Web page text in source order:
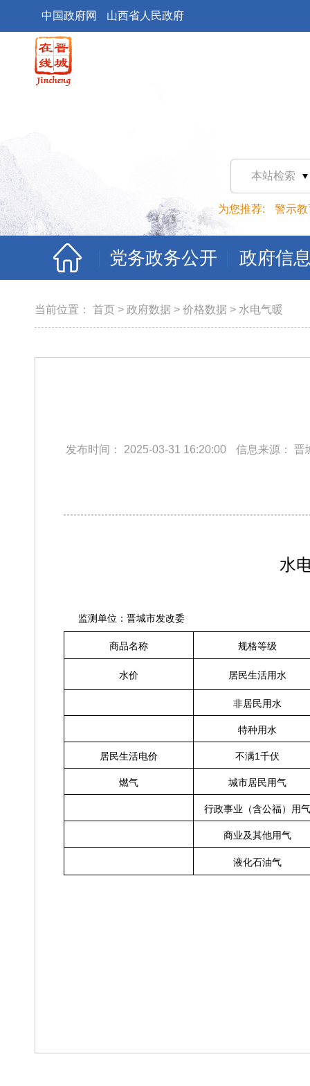
中国政府网 山西省人民政府
本站检索
为您推荐: 警示教
党务政务公开 政府信
当前位置： 首页 > 政府数据 > 价格数据 > 水电气暖
发布时间： 2025-03-31 16:20:00 信息来源： 晋
水
监测单位：晋城市发改委
商品名称 规格等级
水价 居民生活用水
非居民用水
特种用水
居民生活电价 不满1 千伏
燃气 城市居民用气
行政事业（含公福）用气
商业及其他用气
液化石油气